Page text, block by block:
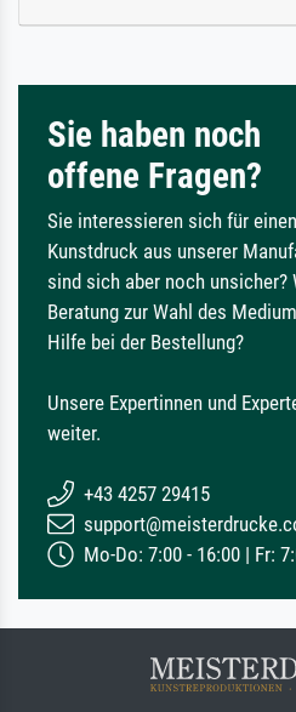
Sie haben noch
offene Fragen?
Sie interessieren sich für einen
Kunstdruck aus unserer
sind sich aber noch unsicher?
Beratung zur Wahl des
Hilfe bei der Bestellung?
Unsere Expertinnen und
weiter.
+43 4257 29415
Mo-Do: 7:00 - 16:00 | Fr: